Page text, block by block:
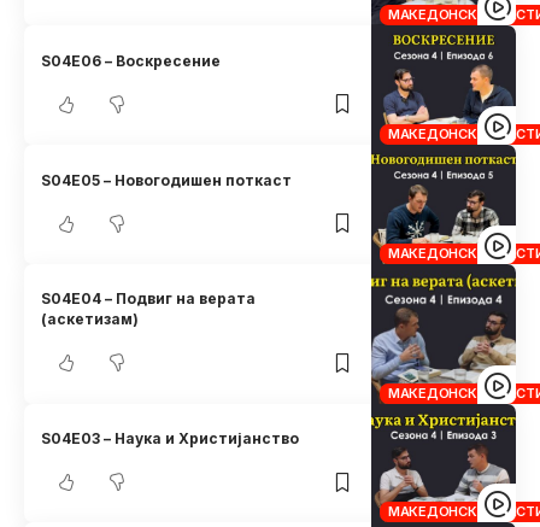
МАКЕДОНСКИ
МАКЕДОНСКИ
S04E06 – Воскресение
МАКЕДОНСКИ
S04E05 – Новогодишен поткаст
МАКЕДОНСКИ
S04E04 – Подвиг на верата
(аскетизам)
МАКЕДОНСКИ
S04E03 – Наука и Христијанство